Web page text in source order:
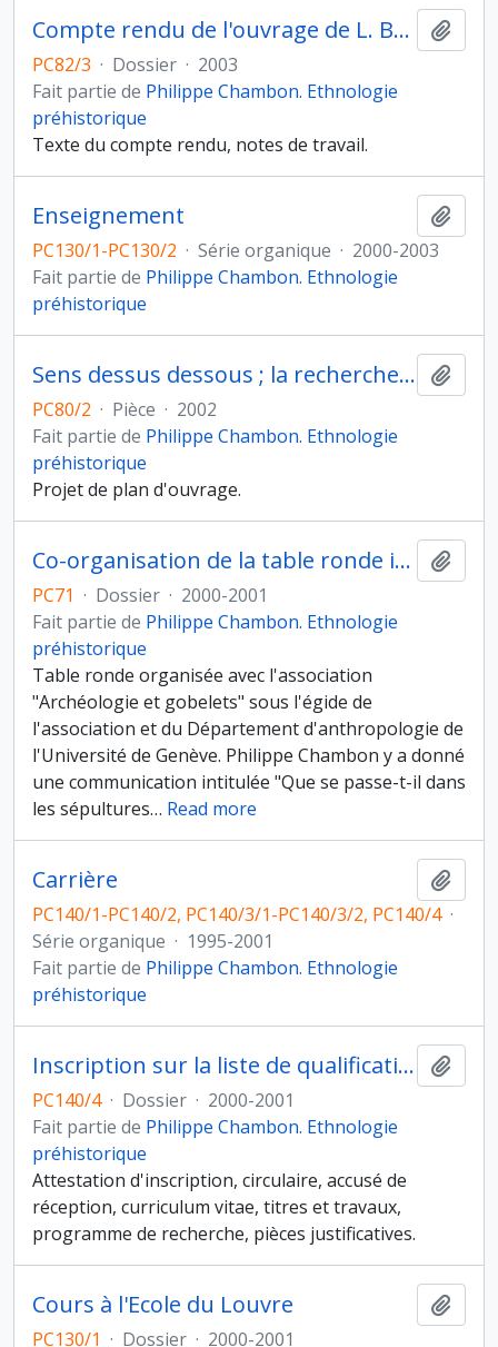
Compte rendu de l'ouvrage de L. Baray Pratiques funéraires et sociétés de l'Age du Fer dans le Bassin parisien
PC82/3 · Dossier · 2003
Fait partie de Philippe Chambon. Ethnologie
préhistorique
Texte du compte rendu, notes de travail.
Enseignement
PC130/1-PC130/2 · Série organique · 2000-2003
Fait partie de Philippe Chambon. Ethnologie
préhistorique
Sens dessus dessous ; la recherche du sens en Préhistoire. Recueil d'études offert à Jean Leclerc et Claude Masset
PC80/2 · Pièce · 2002
Fait partie de Philippe Chambon. Ethnologie
préhistorique
Projet de plan d'ouvrage.
Co-organisation de la table ronde internationale " Les sépultures du Néolithique final et du Bronze ancien (2700-2000 av. J. -C.) ", Sion, Suisse (4-5 octobre 2001)
PC71 · Dossier · 2000-2001
Fait partie de Philippe Chambon. Ethnologie
préhistorique
Table ronde organisée avec l'association
"Archéologie et gobelets" sous l'égide de
l'association et du Département d'anthropologie de
l'Université de Genève. Philippe Chambon y a donné
une communication intitulée "Que se passe-t-il dans
les sépultures… Read more
Carrière
PC140/1-PC140/2, PC140/3/1-PC140/3/2, PC140/4 ·
Série organique · 1995-2001
Fait partie de Philippe Chambon. Ethnologie
préhistorique
Inscription sur la liste de qualification aux fonctions de maître de conférences
PC140/4 · Dossier · 2000-2001
Fait partie de Philippe Chambon. Ethnologie
préhistorique
Attestation d'inscription, circulaire, accusé de
réception, curriculum vitae, titres et travaux,
programme de recherche, pièces justificatives.
Cours à l'Ecole du Louvre
PC130/1 · Dossier · 2000-2001